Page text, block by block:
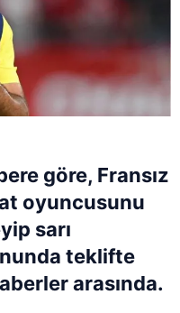
göre, Fransız
oyuncusunu
sarı
teklifte
arasında.